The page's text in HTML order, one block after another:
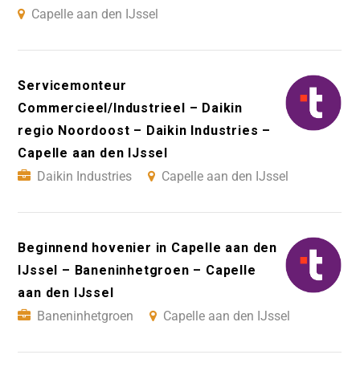
Capelle aan den IJssel
Servicemonteur
Commercieel/Industrieel – Daikin
regio Noordoost – Daikin Industries –
Capelle aan den IJssel
Daikin Industries
Capelle aan den IJssel
Beginnend hovenier in Capelle aan den
IJssel – Baneninhetgroen – Capelle
aan den IJssel
Baneninhetgroen
Capelle aan den IJssel